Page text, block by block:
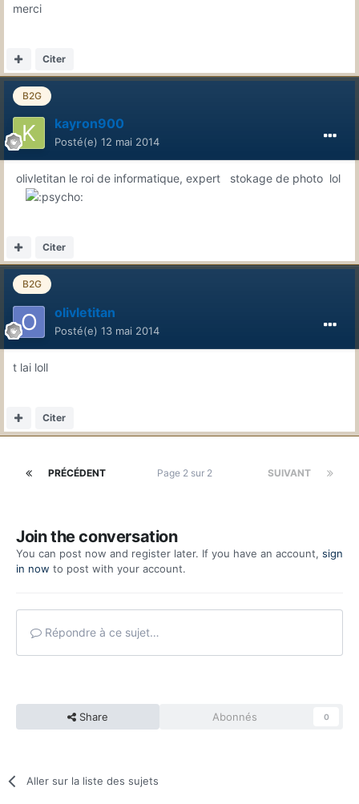
merci
Citer
B2G
kayron900
Posté(e) 12 mai 2014
olivletitan le roi de informatique, expert stokage de photo lol
Citer
B2G
olivletitan
Posté(e) 13 mai 2014
t lai loll
Citer
PRÉCÉDENT SUIVANT
Page 2 sur 2
Join the conversation
You can post now and register later. If you have an account, sign
in now to post with your account.
Répondre à ce sujet…
Share Abonnés 0
Aller sur la liste des sujets